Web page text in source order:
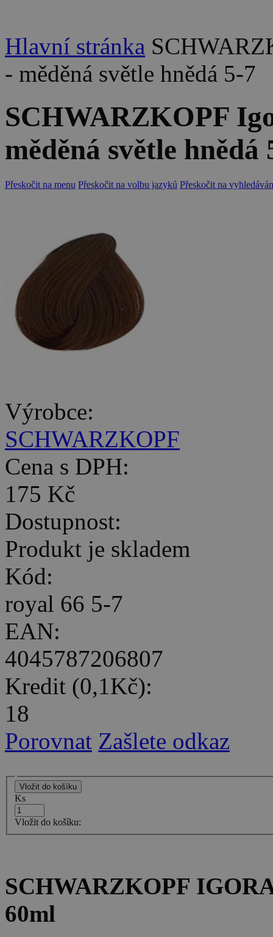
Hlavní stránka
- měděná světle hnědá 5-7
SCHWARZKOPF
měděná světle hnědá
Přeskočit na menu Přeskočit na volbu jazyků Přeskočit na
Výrobce:
SCHWARZKOPF
Cena s DPH:
175 Kč
Dostupnost:
Produkt je skladem
Kód:
royal 66 5-7
EAN:
4045787206807
Kredit (0,1Kč):
18
Porovnat Zašlete odkaz
Ks
Vložit do košíku:
SCHWARZKOPF
60ml